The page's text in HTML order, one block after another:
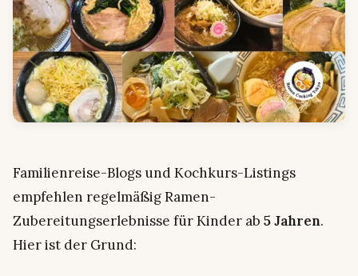
Familienreise-Blogs und Kochkurs-Listings
empfehlen regelmäßig Ramen-
Zubereitungserlebnisse für Kinder ab 5 Jahren.
Hier ist der Grund: